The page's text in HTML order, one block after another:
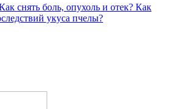
снять боль, опухоль и отек? Как
укуса пчелы?